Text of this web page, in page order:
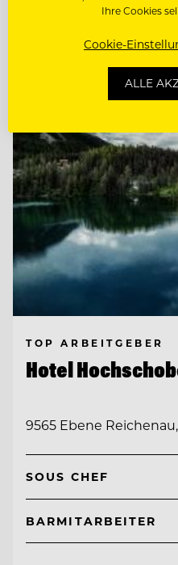
LEHRLING HOTEL-
Entdecke alle Jobs
TOP ARBEITGEBER
Hotel
9565 Ebene
SOUS CHEF
BARMITARBEITER
Ihre Cookies
Cookie-
ALLE